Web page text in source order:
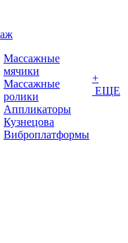
Массажные
мячики
Массажные
ролики
Аппликаторы
Кузнецова
Виброплатформы
+
ЕЩЕ